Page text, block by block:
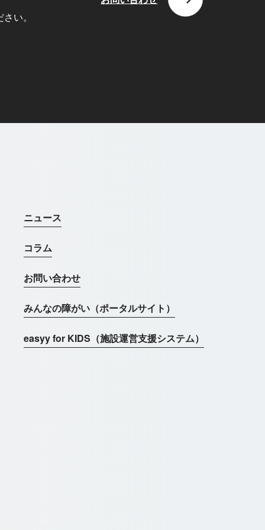
い。
ニュース
コラム
お問い合わせ
みんなの障がい（ポータルサイト）
easyy for KIDS（施設運営支援システム）